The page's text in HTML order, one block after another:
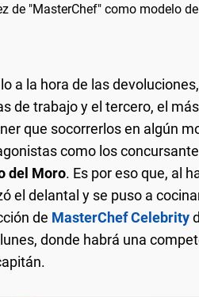
de "MasterChef" como modelo de
a la hora de las
de trabajo y el tercero, el
que socorrerlos en algún
como los
del Moro. Es por eso que, al
el delantal y se puso a
de MasterChef Celebrity
donde habrá una